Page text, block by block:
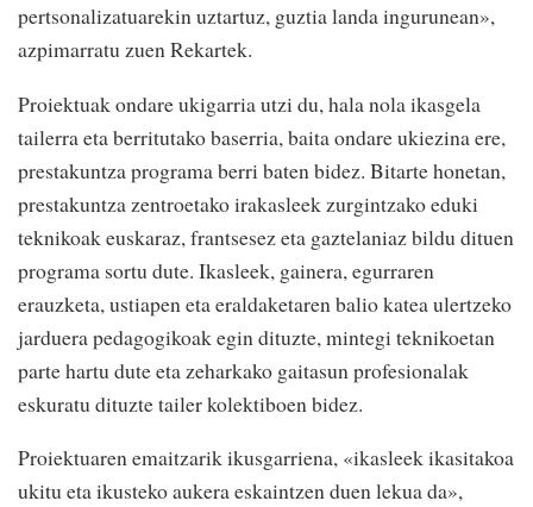
pertsonalizatuarekin uztartuz, guztia landa ingurunean»,
azpimarratu zuen Rekartek.
Proiektuak ondare ukigarria utzi du, hala nola ikasgela
tailerra eta berritutako baserria, baita ondare ukiezina ere,
prestakuntza programa berri baten bidez. Bitarte honetan,
prestakuntza zentroetako irakasleek zurgintzako eduki
teknikoak euskaraz, frantsesez eta gaztelaniaz bildu dituen
programa sortu dute. Ikasleek, gainera, egurraren
erauzketa, ustiapen eta eraldaketaren balio katea ulertzeko
jarduera pedagogikoak egin dituzte, mintegi teknikoetan
parte hartu dute eta zeharkako gaitasun profesionalak
eskuratu dituzte tailer kolektiboen bidez.
Proiektuaren emaitzarik ikusgarriena, «ikasleek ikasitakoa
ukitu eta ikusteko aukera eskaintzen duen lekua da»,